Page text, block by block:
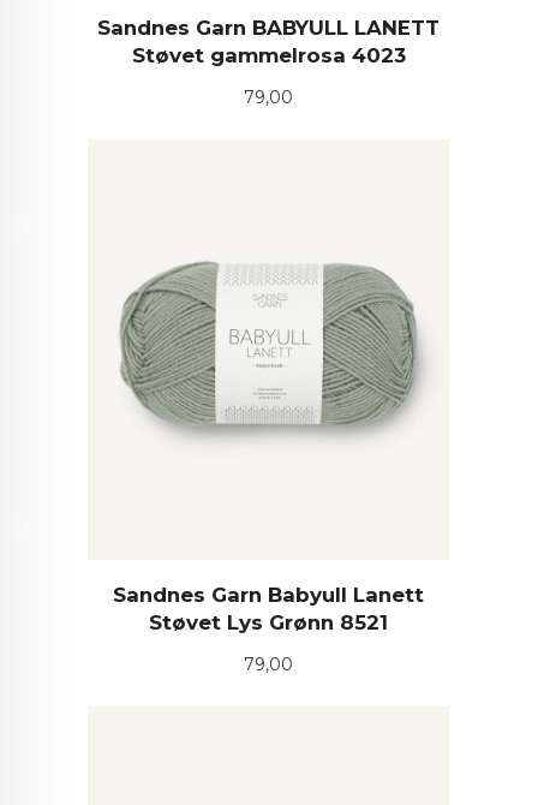
Sandnes Garn BABYULL LANETT
Støvet gammelrosa 4023
Pris
79,00
Sandnes Garn Babyull Lanett
Støvet Lys Grønn 8521
Pris
79,00